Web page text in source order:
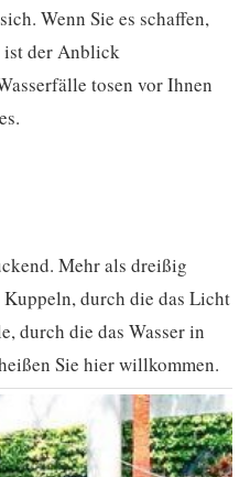
Wenn Sie es schaffen,
der Anblick
tosen vor Ihnen
Mehr als dreißig
durch die das Licht
durch die das Wasser in
Sie hier willkommen.